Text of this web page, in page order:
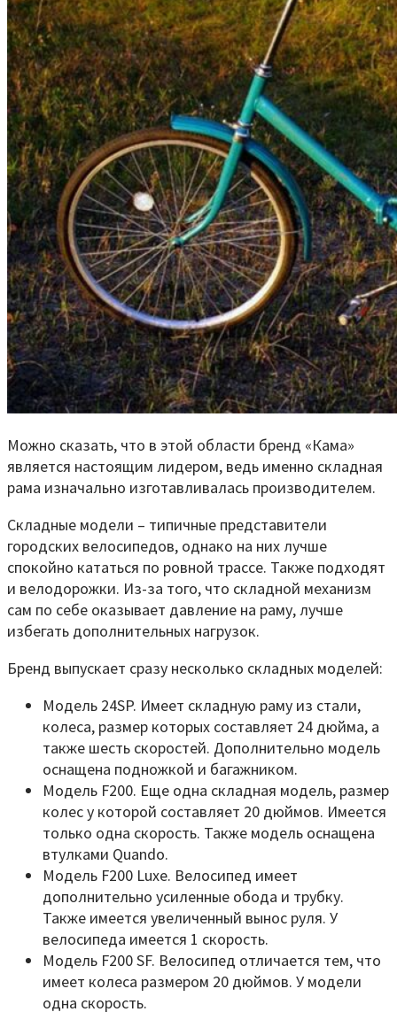
Можно сказать, что в этой области бренд «Кама»
является настоящим лидером, ведь именно складная
рама изначально изготавливалась производителем.
Складные модели – типичные представители
городских велосипедов, однако на них лучше
спокойно кататься по ровной трассе. Также подходят
и велодорожки. Из-за того, что складной механизм
сам по себе оказывает давление на раму, лучше
избегать дополнительных нагрузок.
Бренд выпускает сразу несколько складных моделей:
Модель 24SP. Имеет складную раму из стали,
колеса, размер которых составляет 24 дюйма, а
также шесть скоростей. Дополнительно модель
оснащена подножкой и багажником.
Модель F200. Еще одна складная модель, размер
колес у которой составляет 20 дюймов. Имеется
только одна скорость. Также модель оснащена
втулками Quando.
Модель F200 Luxe. Велосипед имеет
дополнительно усиленные обода и трубку.
Также имеется увеличенный вынос руля. У
велосипеда имеется 1 скорость.
Модель F200 SF. Велосипед отличается тем, что
имеет колеса размером 20 дюймов. У модели
одна скорость.